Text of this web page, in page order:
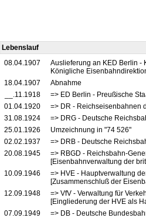
Lebenslauf
08.04.1907
Auslieferung an KED Berlin -
Königliche
18.04.1907
Abnahme
__.11.1918
=> ED Berlin - Preußische
01.04.1920
=> DR - Reichseisenbahnen
31.08.1924
=> DRG - Deutsche
25.01.1926
Umzeichnung in "74 526"
02.02.1937
=> DRB - Deutsche
20.08.1945
=> RBGD - Reichsbahn-
[Eisenbahnverwaltung der
10.09.1946
=> HVE - Hauptverwaltung
[Zusammenschluß der
12.09.1948
=> VfV - Verwaltung für
[Eingliederung der HVE als
07.09.1949
=> DB - Deutsche